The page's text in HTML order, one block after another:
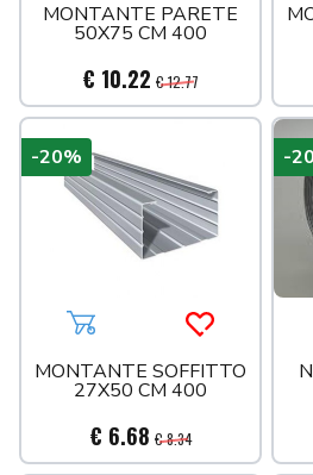
MONTANTE PARETE
50X75 CM 400
€ 10.22 € 12.77
Aggiungi al carrelloAcquista più
MONTANTE SOFFITTO
27X50 CM 400
€ 6.68 € 8.34
-20% -